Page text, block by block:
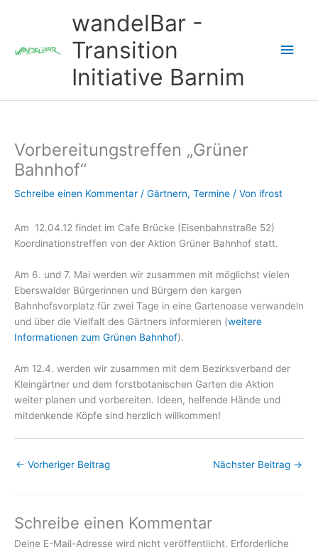
wandelBar -
Transition
Initiative Barnim
Vorbereitungstreffen „Grüner
Bahnhof“
Schreibe einen Kommentar / Gärtnern, Termine / Von ifrost
Am 12.04.12 findet im Cafe Brücke (Eisenbahnstraße 52)
Koordinationstreffen von der Aktion Grüner Bahnhof statt.
Am 6. und 7. Mai werden wir zusammen mit möglichst vielen
Eberswalder Bürgerinnen und Bürgern den kargen
Bahnhofsvorplatz für zwei Tage in eine Gartenoase verwandeln
und über die Vielfalt des Gärtners informieren (weitere
Informationen zum Grünen Bahnhof).
Am 12.4. werden wir zusammen mit dem Bezirksverband der
Kleingärtner und dem forstbotanischen Garten die Aktion
weiter planen und vorbereiten. Ideen, helfende Hände und
mitdenkende Köpfe sind herzlich willkommen!
← Vorheriger Beitrag Nächster Beitrag →
Schreibe einen Kommentar
Deine E-Mail-Adresse wird nicht veröffentlicht. Erforderliche